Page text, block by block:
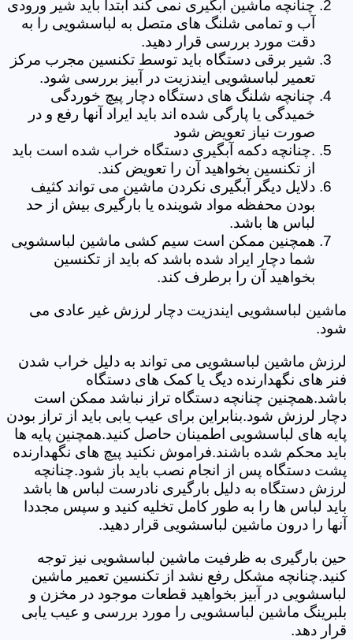
چنانچه ماشین آبگیری نمی کند ابتدا باید شیر ورودی
آب و تمامی شلنگ های متصل به لباسشویی را به
دقت مورد بررسی قرار دهید.
شیر برقی دستگاه باید توسط تکنسین مجرب مرکز
تعمیر لباسشویی ایندزیت در آبیز بررسی شود.
چنانچه شلنگ های دستگاه دچار پیچ خوردگی
خمیدگی یا پارگی شده اند باید ایراد آنها رفع و در
صورت نیاز تعویض شود
.چنانچه دکمه آبگیری دستگاه خراب شده است باید
از تکنسین بخواهید آن را تعویض کند.
دلایل دیگر آبگیری نکردن ماشین می تواند کثیف
بودن محفظه مواد شوینده یا بارگیری بیش از حد
لباس ها باشد.
همچنین ممکن است سیم کشی ماشین لباسشویی
شما دچار ایراد شده باشد که باید از تکنسین
بخواهید آن را برطرف کند.
ماشین لباسشویی ایندزیت دچار لرزش غیر عادی می
شود.
لرزش ماشین لباسشویی می تواند به دلیل خراب شدن
فنر های نگهدارنده دیگ یا کمک های دستگاه
باشد.همچنین چنانچه دستگاه تراز نباشد ممکن است
دچار لرزش شود.بنابراین برای عیب یابی باید از تراز بودن
پایه های لباسشویی اطمینان حاصل کنید.همچنین پایه ها
باید محکم شده باشند.فراموش نکنید پیچ های نگهدارنده
پشت دستگاه پس از انجام نصب باید باز شود.چنانچه
لرزش دستگاه به دلیل بارگیری نادرست لباس ها باشد
باید لباس ها را به طور کامل تخلیه کنید و سپس مجددا
آنها را درون ماشین لباسشویی قرار دهید.
حین بارگیری به ظرفیت ماشین لباسشویی نیز توجه
کنید.چنانچه مشکل رفع نشد از تکنسین تعمیر ماشین
لباسشویی در آبیز بخواهید قطعات موجود در مخزن و
بلبرینگ ماشین لباسشویی را مورد بررسی و عیب یابی
قرار دهد.